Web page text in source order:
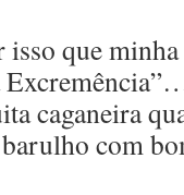
que
caganeira
barulho com